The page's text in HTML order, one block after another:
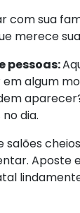
sua
merece
pessoas:
algum
dia.
salões
Aposte